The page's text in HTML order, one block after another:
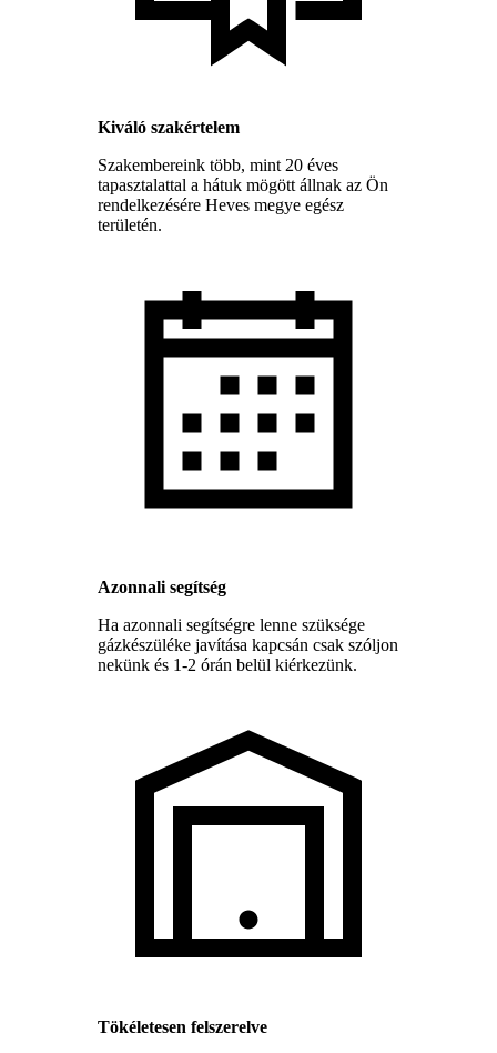
Kiváló szakértelem
Szakembereink több, mint 20 éves
tapasztalattal a hátuk mögött állnak az Ön
rendelkezésére Heves megye egész
területén.
Azonnali segítség
Ha azonnali segítségre lenne szüksége
gázkészüléke javítása kapcsán csak szóljon
nekünk és 1-2 órán belül kiérkezünk.
Tökéletesen felszerelve